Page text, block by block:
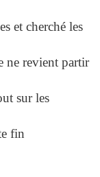
et cherché les
ne revient partir
sur les
fin